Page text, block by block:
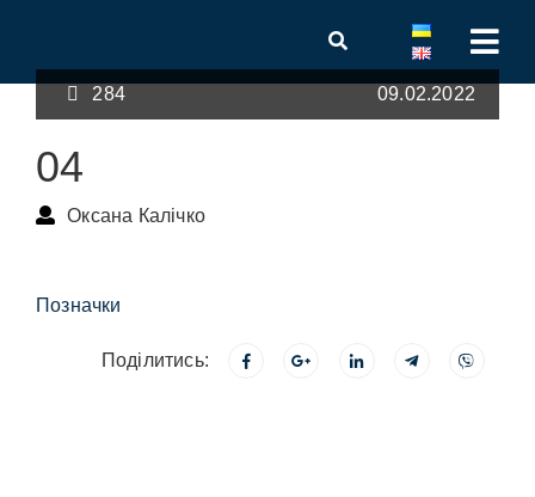
284 09.02.2022
04
Оксана Калічко
Позначки
Поділитись: